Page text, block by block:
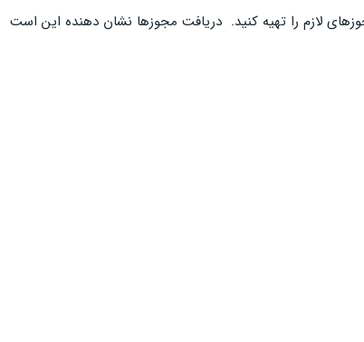
لازم را تهیه کنید. دریافت مجوزها نشان دهنده این است